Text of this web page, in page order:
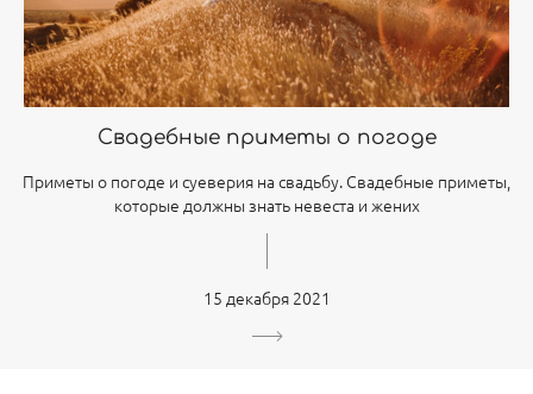
Свадебные приметы о погоде
Приметы о погоде и суеверия на свадьбу. Свадебные приметы,
которые должны знать невеста и жених
15 декабря 2021